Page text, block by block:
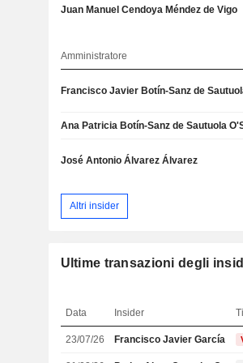
Juan Manuel Cendoya Méndez de Vigo
Amministratore
Francisco Javier Botín-Sanz de
Ana Patricia Botín-Sanz de Sautuola
José Antonio Álvarez Álvarez
Altri insider
Ultime transazioni degli
Data Insider
23/07/26 Francisco Javier García-